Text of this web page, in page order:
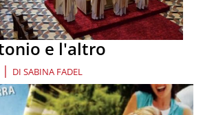
e l'altro
| DI SABINA FADEL